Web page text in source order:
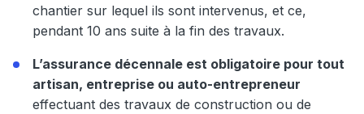
chantier sur lequel ils sont intervenus, et ce,
pendant 10 ans suite à la fin des travaux.
L’assurance décennale est obligatoire pour tout
artisan, entreprise ou auto-entrepreneur
effectuant des travaux de construction ou de